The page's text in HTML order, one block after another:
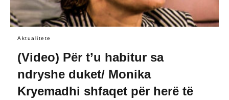
Aktualitete
(Video) Për t’u habitur sa
ndryshe duket/ Monika
Kryemadhi shfaqet për herë të